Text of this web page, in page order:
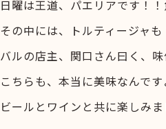
日曜は王道、パエリアです！
その中には、トルティージャも
バルの店主、関口さん曰く、
こちらも、本当に美味なんです
ビールとワインと共に楽しみ